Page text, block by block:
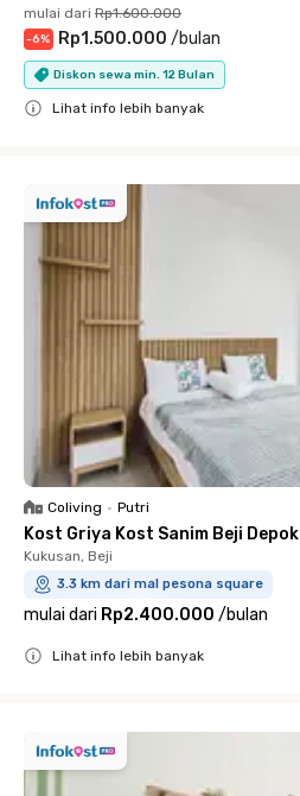
mulai dari Rp1.600.000
-6% Rp1.500.000 /bulan
Diskon sewa min. 12 Bulan
Lihat info lebih banyak
Coliving • Putri
Kost Griya Kost Sanim Beji Depok
Kukusan, Beji
3.3 km dari mal pesona square
mulai dari Rp2.400.000 /bulan
Lihat info lebih banyak